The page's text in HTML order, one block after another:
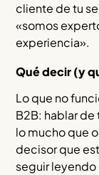
cliente de tu
«somos
experiencia».
Qué decir (y
Lo que no
B2B: hablar de
lo mucho que
decisor que
seguir leyendo